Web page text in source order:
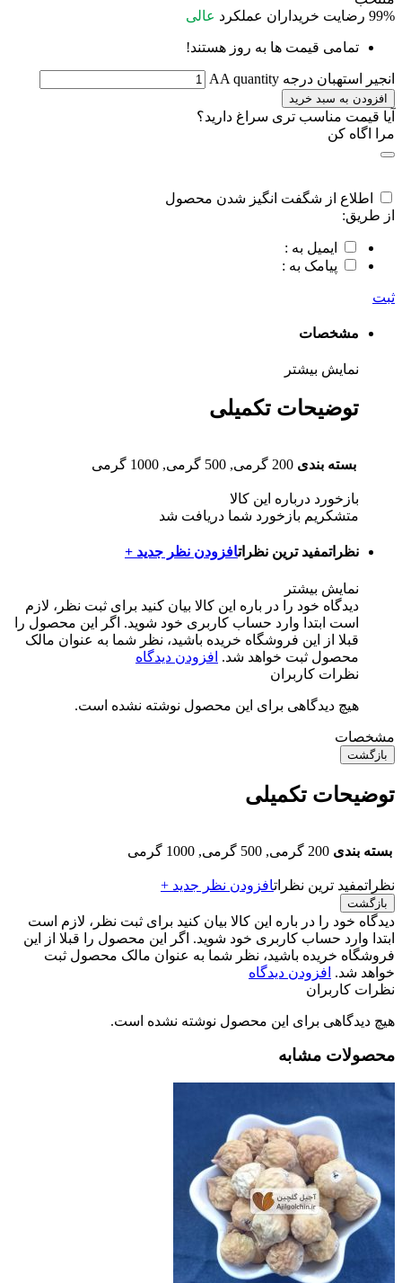
99% رضایت خریداران عملکرد عالی
تمامی قیمت ها به روز هستند!
انجیر استهبان درجه AA quantity
افزودن به سبد خرید
آیا قیمت مناسب تری سراغ دارید؟
مرا اگاه کن
اطلاع از شگفت انگیز شدن محصول
از طریق:
ایمیل به :
پیامک به :
ثبت
مشخصات
نمایش بیشتر
توضیحات تکمیلی
بسته بندی 200 گرمی, 500 گرمی, 1000 گرمی
بازخورد درباره این کالا
متشکریم بازخورد شما دریافت شد
نظراتمفید ترین نظراتافزودن نظر جدید +
نمایش بیشتر
دیدگاه خود را در باره این کالا بیان کنید برای ثبت نظر، لازم
است ابتدا وارد حساب کاربری خود شوید. اگر این محصول را
قبلا از این فروشگاه خریده باشید، نظر شما به عنوان مالک
محصول ثبت خواهد شد. افزودن دیدگاه
نظرات کاربران
هیچ دیدگاهی برای این محصول نوشته نشده است.
مشخصات
بازگشت
توضیحات تکمیلی
بسته بندی 200 گرمی, 500 گرمی, 1000 گرمی
نظراتمفید ترین نظراتافزودن نظر جدید +
بازگشت
دیدگاه خود را در باره این کالا بیان کنید برای ثبت نظر، لازم است
ابتدا وارد حساب کاربری خود شوید. اگر این محصول را قبلا از این
فروشگاه خریده باشید، نظر شما به عنوان مالک محصول ثبت
خواهد شد. افزودن دیدگاه
نظرات کاربران
هیچ دیدگاهی برای این محصول نوشته نشده است.
محصولات مشابه